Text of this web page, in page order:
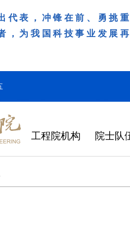
代表，冲锋在前、勇挑
，为我国科技事业发展再
工程院机构 院士队